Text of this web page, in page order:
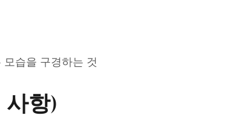
습을 구경하는 것
사항)